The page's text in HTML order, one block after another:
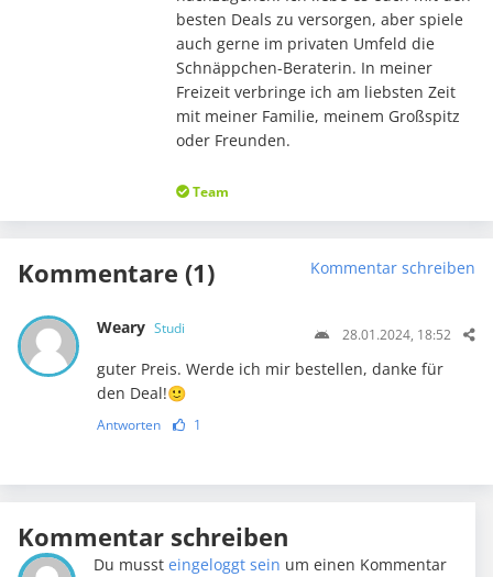
besten Deals zu versorgen, aber spiele
auch gerne im privaten Umfeld die
Schnäppchen-Beraterin. In meiner
Freizeit verbringe ich am liebsten Zeit
mit meiner Familie, meinem Großspitz
oder Freunden.
Team
Kommentare (1) Kommentar schreiben
Weary Studi 28.01.2024, 18:52
guter Preis. Werde ich mir bestellen, danke für
den Deal!🙂
Antworten 1
Kommentar schreiben
Du mussteingeloggt sein um einen Kommentar